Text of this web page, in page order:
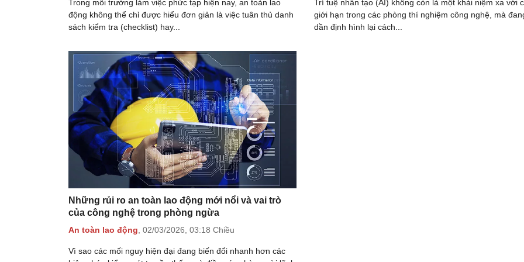
Trong môi trường làm việc phức tạp hiện nay, an toàn lao
động không thể chỉ được hiểu đơn giản là việc tuân thủ danh
sách kiểm tra (checklist) hay...
Trí tuệ nhân tạo (AI) không còn là một khái niệm xa vời
giới hạn trong các phòng thí nghiệm công nghệ, mà
dần định hình lại cách...
Những rủi ro an toàn lao động mới nổi và vai trò
của công nghệ trong phòng ngừa
An toàn lao động 02/03/2026, 03:18 Chiều
Vì sao các mối nguy hiện đại đang biến đổi nhanh hơn các